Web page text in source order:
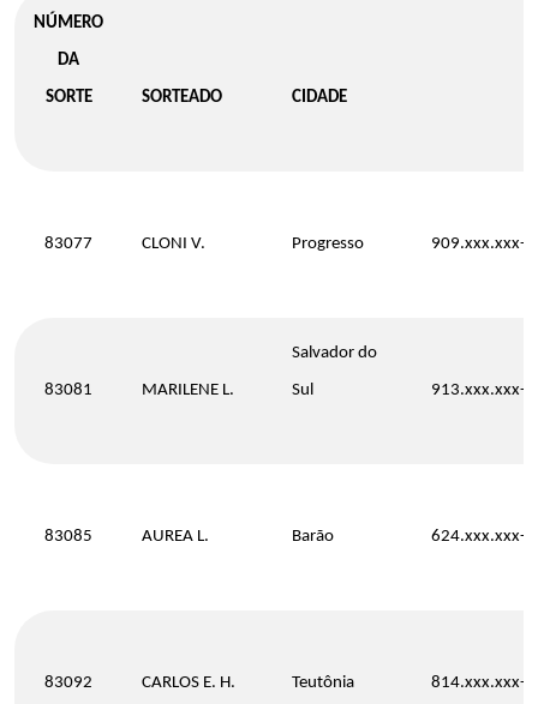
NÚMERO
DA
SORTE SORTEADO CIDADE
83077 CLONI V. Progresso 909.xxx.xxx-
83081 MARILENE L.
Salvador do
Sul 913.xxx.xxx-
83085 AUREA L. Barão 624.xxx.xxx-
83092 CARLOS E. H. Teutônia 814.xxx.xxx-